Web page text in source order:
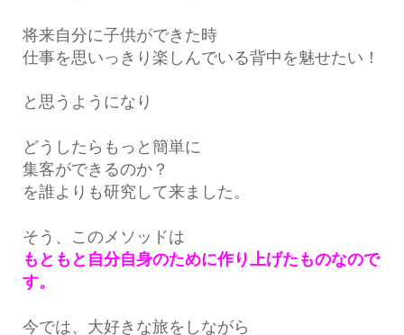
将来自分に子供ができた時
仕事を思いっきり楽しんでいる背中を魅せたい！
と思うようになり
どうしたらもっと簡単に
集客ができるのか？
を誰よりも研究して来ました。
そう、このメソッドは
もともと自分自身のために作り上げたものなので
す。
今では、大好きな旅をしながら